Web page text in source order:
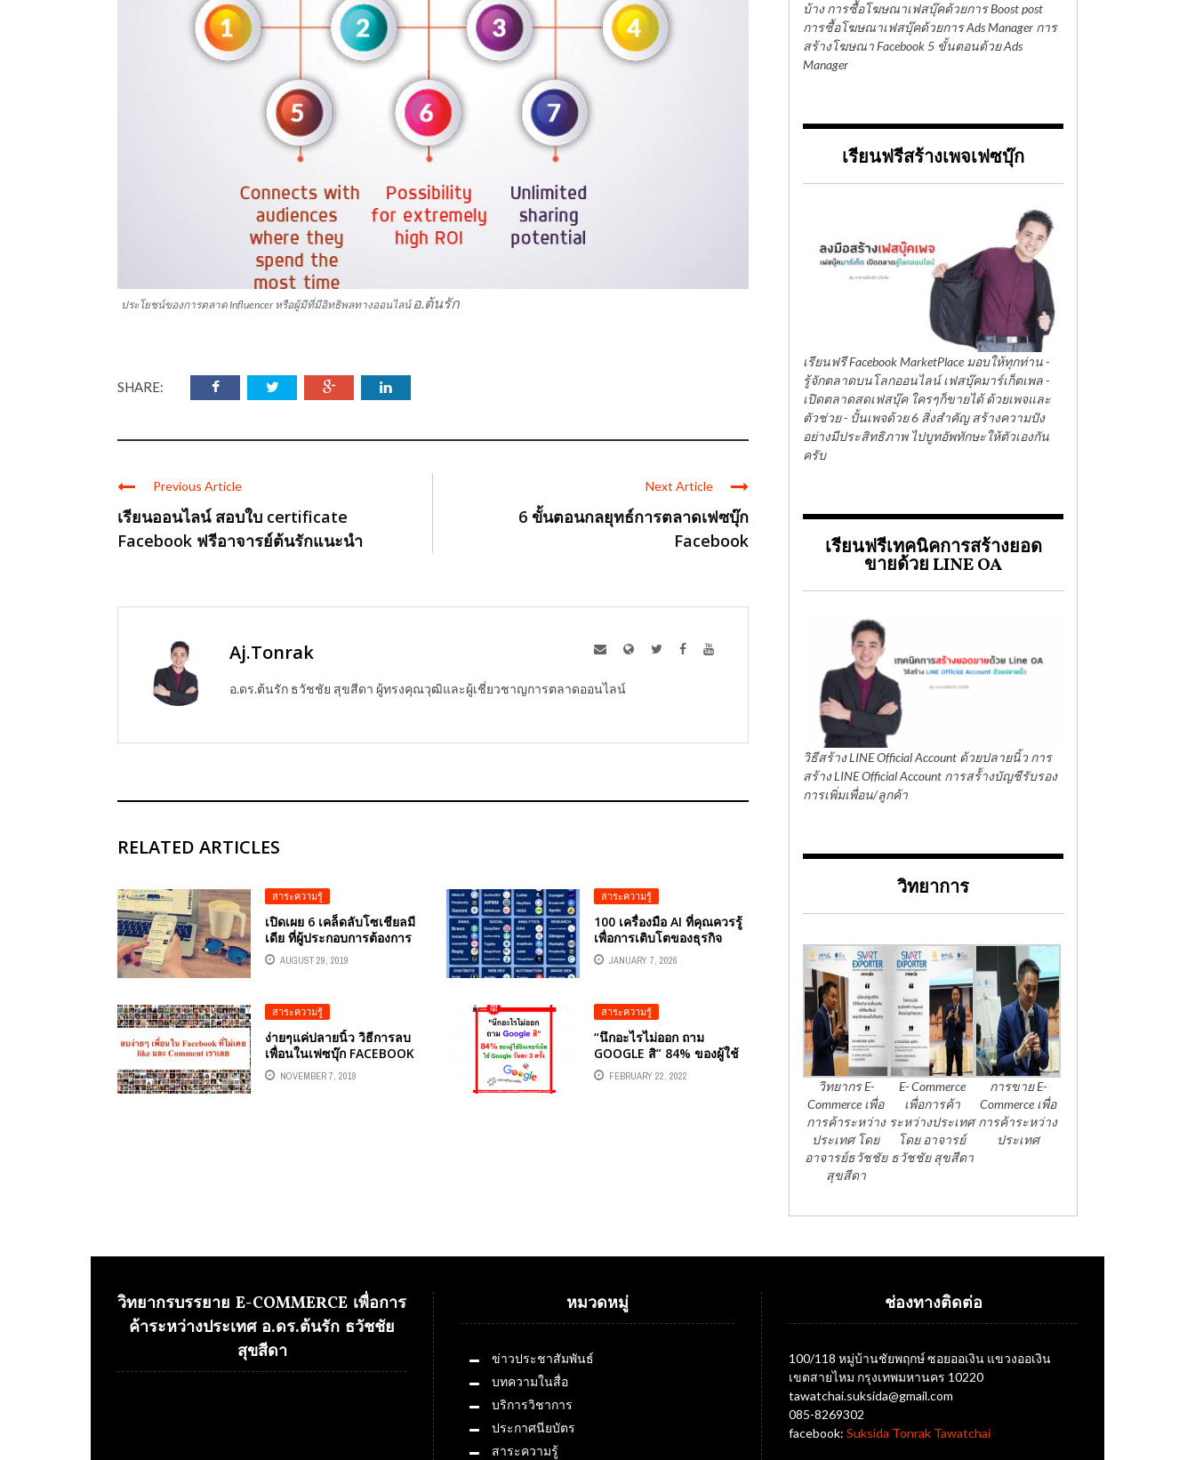
ประโยชน์ของการตลาด Influencer หรือผู้มีที่มีอิทธิพลทางออนไลน์ อ.ต้นรัก
SHARE:
Previous Article
เรียนออนไลน์ สอบใบ certificate
Facebook ฟรีอาจารย์ต้นรักแนะนำ
Next Article
6 ขั้นตอนกลยุทธ์การตลาดเฟซบุ๊ก
Facebook
Aj.Tonrak
อ.ดร.ต้นรัก ธวัชชัย สุขสีดา ผู้ทรงคุณวุฒิและผู้เชี่ยวชาญการตลาดออนไลน์
RELATED ARTICLES
สาระความรู้
เปิดเผย 6 เคล็ดลับโซเชียลมี
เดีย ที่ผู้ประกอบการต้องการ
AUGUST 29, 2019
สาระความรู้
100 เครื่องมือ AI ที่คุณควรรู้
เพื่อการเติบโตของธุรกิจ
JANUARY 7, 2026
สาระความรู้
ง่ายๆแค่ปลายนิ้ว วิธีการลบ
เพื่อนในเฟซบุ๊ก FACEBOOK
UNFRIEND ที่ไม่เคยไลค์ไม่
เม้นเราเลย…
NOVEMBER 7, 2019
สาระความรู้
“นึกอะไรไม่ออก ถาม
GOOGLE สิ” 84% ของผู้ใช้
อินเทอร์เน็ต ใช้ GOOGLE
วันละ 3 ครั้ง
FEBRUARY 22, 2022
บ้าง การซื้อโฆษณาเฟสบุ๊คด้วยการ Boost post
การซื้อโฆษณาเฟสบุ๊คด้วยการ Ads Manager การ
สร้างโฆษณา Facebook 5 ขั้นตอนด้วย Ads
Manager
เรียนฟรีสร้างเพจเฟซบุ๊ก
เรียนฟรี Facebook MarketPlace มอบให้ทุกท่าน -
รู้จักตลาดบนโลกออนไลน์ เฟสบุ๊คมาร์เก็ตเพล -
เปิดตลาดสดเฟสบุ๊ค ใครๆก็ขายได้ ด้วยเพจและ
ตัวช่วย - ปั้นเพจด้วย 6 สิ่งสำคัญ สร้างความปัง
อย่างมีประสิทธิภาพ ไปบูทอัพทักษะให้ตัวเองกัน
ครับ
เรียนฟรีเทคนิคการสร้างยอด
ขายด้วย LINE OA
วิธีสร้าง LINE Official Account ด้วยปลายนิ้ว การ
สร้าง LINE Official Account การสร้้างบัญชีรับรอง
การเพิ่มเพื่อน/ลูกค้า
วิทยาการ
วิทยากร E-
Commerce เพื่อ
การค้าระหว่าง
ประเทศ โดย
อาจารย์ธวัชชัย
สุขสีดา
E- Commerce
เพื่อการค้า
ระหว่างประเทศ
โดย อาจารย์
ธวัชชัย สุขสีดา
การขาย E-
Commerce เพื่อ
การค้าระหว่าง
ประเทศ
วิทยากรบรรยาย E-COMMERCE เพื่อการ
ค้าระหว่างประเทศ อ.ดร.ต้นรัก ธวัชชัย
สุขสีดา
หมวดหมู่
ข่าวประชาสัมพันธ์
บทความในสื่อ
บริการวิชาการ
ประกาศนียบัตร
สาระความรู้
ช่องทางติดต่อ
100/118 หมู่บ้านชัยพฤกษ์ ซอยออเงิน แขวงออเงิน
เขตสายไหม กรุงเทพมหานคร 10220
tawatchai.suksida@gmail.com
085-8269302
facebook: Suksida Tonrak Tawatchai